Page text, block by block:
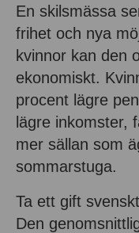
En skilsmässa
frihet och nya
kvinnor kan den
ekonomiskt.
procent lägre
lägre inkomster,
mer sällan som
sommarstuga.
Ta ett gift
Den